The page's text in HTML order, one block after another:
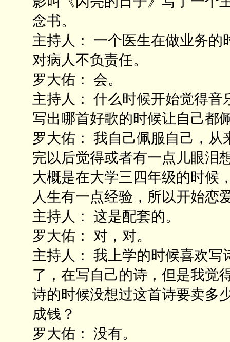
念书。
主持人： 一个医生在做业务
对病人不负责任。
罗大佑： 会。
主持人： 什么时候开始觉得
写出哪首好歌的时候让自己都
罗大佑： 我自己佩服自己，
完以后觉得或者有一点儿眼泪
大概是在大学三四年级的时候
人生有一点经验，所以开始恋
主持人： 这是配套的。
罗大佑： 对，对。
主持人： 我上学的时候喜欢
了，在写自己的诗，但是我觉
诗的时候没想过这首诗要卖多
成钱？
罗大佑： 没有。